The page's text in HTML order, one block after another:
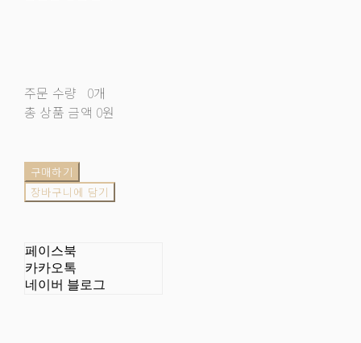
주문 수량
0개
총 상품 금액 0원
구매하기
장바구니에 담기
페이스북
카카오톡
네이버 블로그